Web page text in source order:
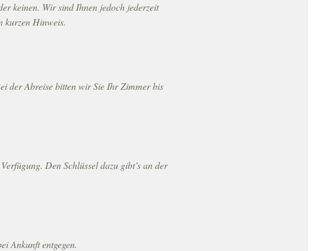
keinen. Wir sind Ihnen jedoch jederzeit
kurzen Hinweis.
der Abreise bitten wir Sie Ihr Zimmer bis
Den Schlüssel dazu gibt’s an der
Ankunft entgegen.